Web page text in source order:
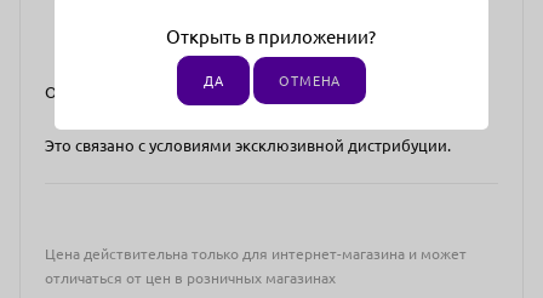
Отгрузка возможна в: Москва и Московская область.
Это связано с условиями эксклюзивной дистрибуции.
Цена действительна только для интернет-магазина и может
отличаться от цен в розничных магазинах
Открыть в приложении?
ДА ОТМЕНА